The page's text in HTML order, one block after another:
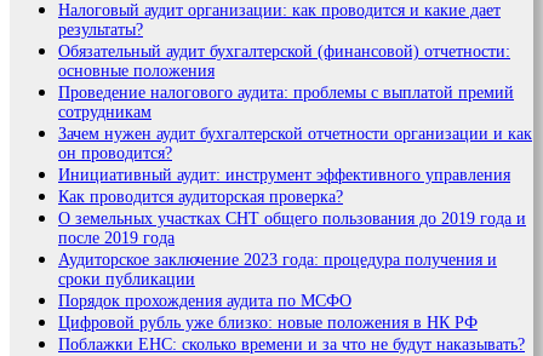
Налоговый аудит организации: как проводится и какие дает
результаты?
Обязательный аудит бухгалтерской (финансовой) отчетности:
основные положения
Проведение налогового аудита: проблемы с выплатой премий
сотрудникам
Зачем нужен аудит бухгалтерской отчетности организации и как
он проводится?
Инициативный аудит: инструмент эффективного управления
Как проводится аудиторская проверка?
О земельных участках СНТ общего пользования до 2019 года и
после 2019 года
Аудиторское заключение 2023 года: процедура получения и
сроки публикации
Порядок прохождения аудита по МСФО
Цифровой рубль уже близко: новые положения в НК РФ
Поблажки ЕНС: сколько времени и за что не будут наказывать?